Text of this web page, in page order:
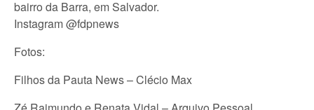
bairro da Barra, em Salvador.
Instagram @fdpnews
Fotos:
Filhos da Pauta News – Clécio Max